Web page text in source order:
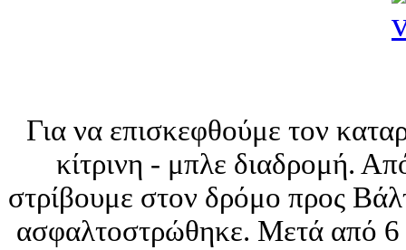
Για να επισκεφθούμε τον
κίτρινη - μπλε διαδρομή.
στρίβουμε στον δρόμο προς
ασφαλτοστρώθηκε. Μετά από 6